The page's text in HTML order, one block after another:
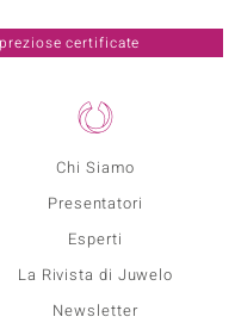
Chi Siamo
Presentatori
Esperti
La Rivista di Juwelo
Newsletter
certificate